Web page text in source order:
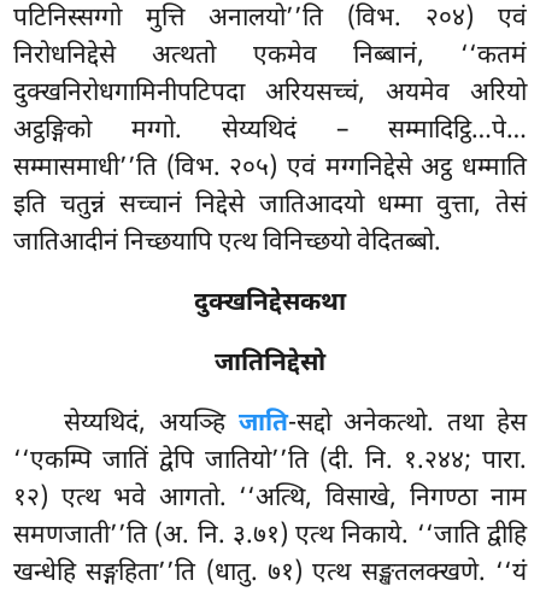
पटिनिस्सग्गो मुत्ति अनालयो’’ति (विभ. २०४) एवं
निरोधनिद्देसे अत्थतो एकमेव निब्बानं, ‘‘कतमं
दुक्खनिरोधगामिनीपटिपदा अरियसच्चं, अयमेव अरियो
अट्ठङ्गिको मग्गो. सेय्यथिदं – सम्मादिट्ठि…पे…
सम्मासमाधी’’ति (विभ. २०५) एवं मग्गनिद्देसे अट्ठ धम्माति
इति चतुन्नं सच्चानं निद्देसे जातिआदयो धम्मा वुत्ता, तेसं
जातिआदीनं निच्छयापि एत्थ विनिच्छयो वेदितब्बो.
दुक्खनिद्देसकथा
जातिनिद्देसो
सेय्यथिदं, अयञ्हि जाति-सद्दो अनेकत्थो. तथा हेस
‘‘एकम्पि जातिं द्वेपि जातियो’’ति (दी. नि. १.२४४; पारा.
१२) एत्थ भवे आगतो. ‘‘अत्थि, विसाखे, निगण्ठा नाम
समणजाती’’ति (अ. नि. ३.७१) एत्थ निकाये. ‘‘जाति द्वीहि
खन्धेहि सङ्गहिता’’ति (धातु. ७१) एत्थ सङ्खतलक्खणे. ‘‘यं